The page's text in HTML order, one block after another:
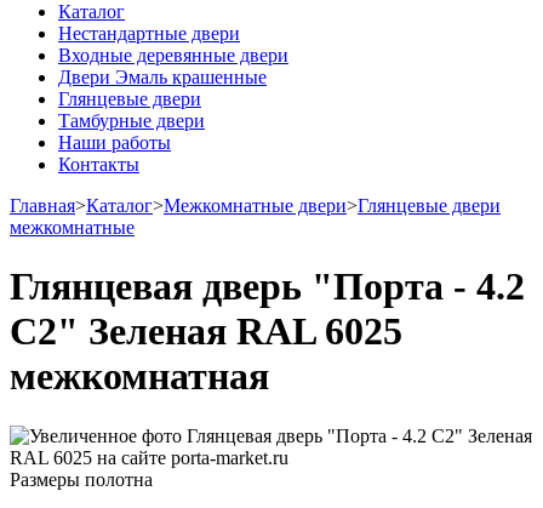
Каталог
Нестандартные двери
Входные деревянные двери
Двери Эмаль крашенные
Глянцевые двери
Тамбурные двери
Наши работы
Контакты
Главная>Каталог>Межкомнатные двери>Глянцевые двери
межкомнатные
Глянцевая дверь "Порта - 4.2
С2" Зеленая RAL 6025
межкомнатная
Размеры полотна